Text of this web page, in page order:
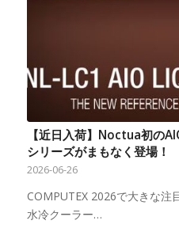
【近日入荷】Noctua初の
シリーズがまもなく登場！
2026-06-26
COMPUTEX 2026で大きな
水冷クーラー…